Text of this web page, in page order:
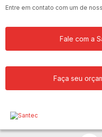
Entre em contato com um de
Fale com a
Faça seu